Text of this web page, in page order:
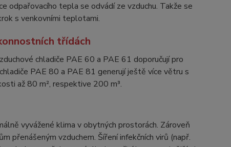
tepla se odvádí ze vzduchu. Takže se
s venkovními teplotami.
třídách
chladiče PAE 60 a PAE 61 doporučují pro
PAE 80 a PAE 81 generují ještě více větru s
až 80 m², respektive 200 m³.
vyvážené klima v obytných prostorách. Zároveň
vzduchem. Šíření infekčních virů (např.